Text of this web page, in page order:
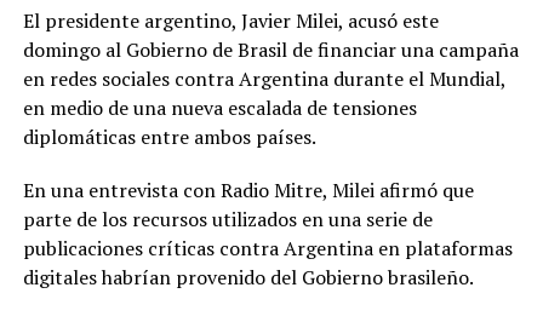
El presidente argentino, Javier Milei, acusó este
domingo al Gobierno de Brasil de financiar una campaña
en redes sociales contra Argentina durante el Mundial,
en medio de una nueva escalada de tensiones
diplomáticas entre ambos países.
En una entrevista con Radio Mitre, Milei afirmó que
parte de los recursos utilizados en una serie de
publicaciones críticas contra Argentina en plataformas
digitales habrían provenido del Gobierno brasileño.